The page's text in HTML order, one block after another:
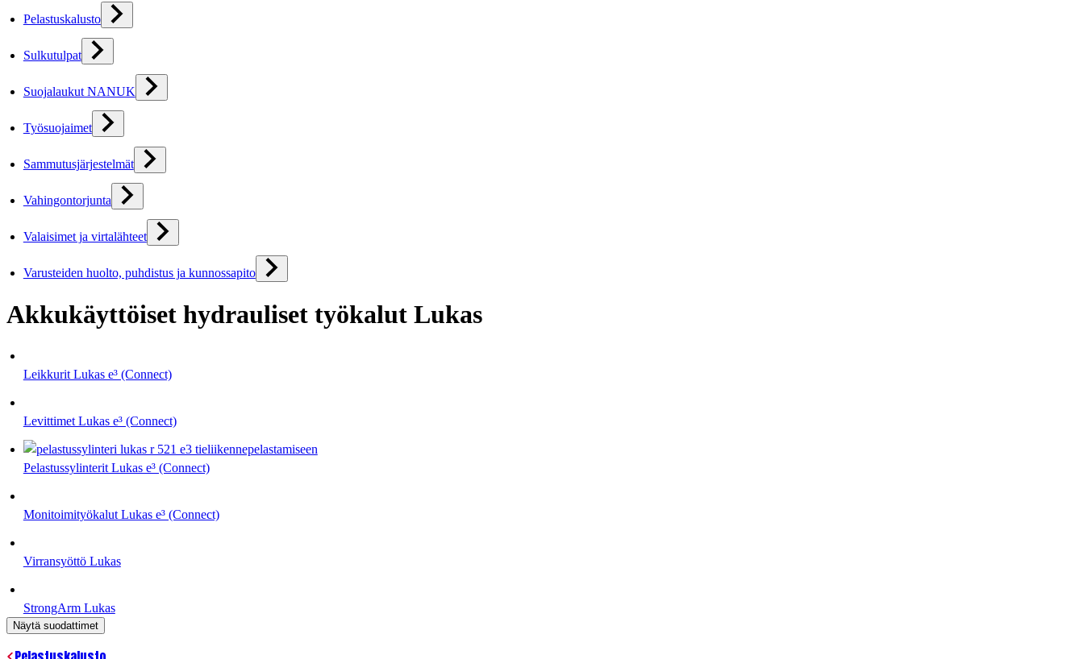
Pelastuskalusto
Sulkutulpat
Suojalaukut NANUK
Työsuojaimet
Sammutusjärjestelmät
Vahingontorjunta
Valaisimet ja virtalähteet
Varusteiden huolto, puhdistus ja kunnossapito
Akkukäyttöiset hydrauliset työkalut Lukas
Leikkurit Lukas e³ (Connect)
Levittimet Lukas e³ (Connect)
Pelastussylinterit Lukas e³ (Connect)
Monitoimityökalut Lukas e³ (Connect)
Virransyöttö Lukas
StrongArm Lukas
Näytä suodattimet